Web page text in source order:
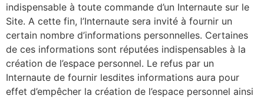
indispensable à toute commande d’un Internaute sur le
Site. A cette fin, l’Internaute sera invité à fournir un
certain nombre d’informations personnelles. Certaines
de ces informations sont réputées indispensables à la
création de l’espace personnel. Le refus par un
Internaute de fournir lesdites informations aura pour
effet d’empêcher la création de l’espace personnel ainsi